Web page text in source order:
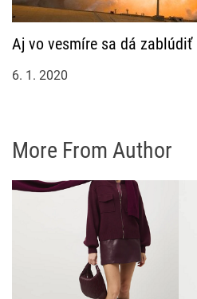
Aj vo vesmíre sa dá zablúdiť
6. 1. 2020
More From Author